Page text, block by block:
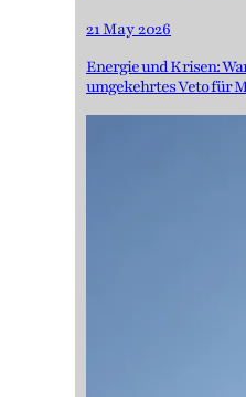
21 May 2026
Energie und Krisen:
umgekehrtes Veto für